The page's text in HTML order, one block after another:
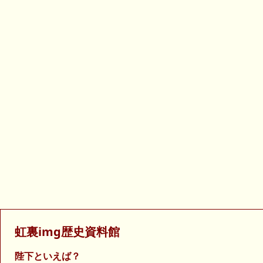
虹裏img歴史資料館
陛下といえば？